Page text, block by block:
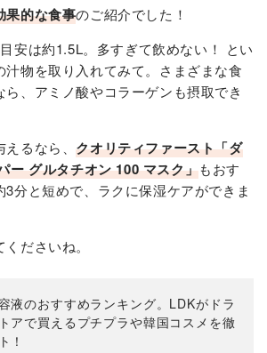
果的な食事のご紹介でした！
安は約1.5L。多すぎて飲めない！ とい
汁物を取り入れてみて。さまざまな食
、アミノ酸やコラーゲンも摂取でき
えるなら、クオリティファースト「ダ
ー グルタチオン 100 マスク」もおす
分と短めで、ラクに保湿ケアができま
ださいね。
液のおすすめランキング。LDKがドラ
アで買えるプチプラや韓国コスメを徹
！